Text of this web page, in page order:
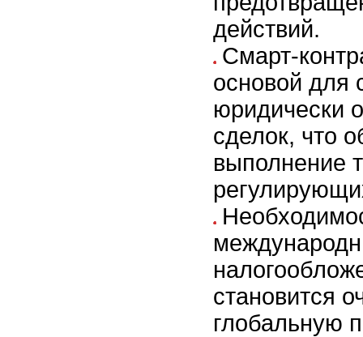
действий.
Смарт-
основой для
юридически
сделок, что
выполнение
становится
глобальную